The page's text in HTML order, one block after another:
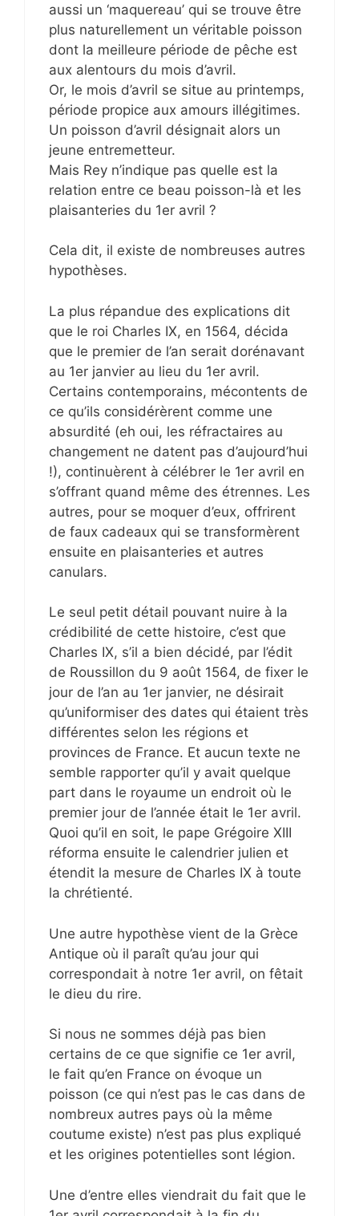
aussi un ‘maquereau’ qui se trouve être
plus naturellement un véritable poisson
dont la meilleure période de pêche est
aux alentours du mois d’avril.
Or, le mois d’avril se situe au printemps,
période propice aux amours illégitimes.
Un poisson d’avril désignait alors un
jeune entremetteur.
Mais Rey n’indique pas quelle est la
relation entre ce beau poisson-là et les
plaisanteries du 1er avril ?
Cela dit, il existe de nombreuses autres
hypothèses.
La plus répandue des explications dit
que le roi Charles IX, en 1564, décida
que le premier de l’an serait dorénavant
au 1er janvier au lieu du 1er avril.
Certains contemporains, mécontents de
ce qu’ils considérèrent comme une
absurdité (eh oui, les réfractaires au
changement ne datent pas d’aujourd’hui
!), continuèrent à célébrer le 1er avril en
s’offrant quand même des étrennes. Les
autres, pour se moquer d’eux, offrirent
de faux cadeaux qui se transformèrent
ensuite en plaisanteries et autres
canulars.
Le seul petit détail pouvant nuire à la
crédibilité de cette histoire, c’est que
Charles IX, s’il a bien décidé, par l’édit
de Roussillon du 9 août 1564, de fixer le
jour de l’an au 1er janvier, ne désirait
qu’uniformiser des dates qui étaient très
différentes selon les régions et
provinces de France. Et aucun texte ne
semble rapporter qu’il y avait quelque
part dans le royaume un endroit où le
premier jour de l’année était le 1er avril.
Quoi qu’il en soit, le pape Grégoire XIII
réforma ensuite le calendrier julien et
étendit la mesure de Charles IX à toute
la chrétienté.
Une autre hypothèse vient de la Grèce
Antique où il paraît qu’au jour qui
correspondait à notre 1er avril, on fêtait
le dieu du rire.
Si nous ne sommes déjà pas bien
certains de ce que signifie ce 1er avril,
le fait qu’en France on évoque un
poisson (ce qui n’est pas le cas dans de
nombreux autres pays où la même
coutume existe) n’est pas plus expliqué
et les origines potentielles sont légion.
Une d’entre elles viendrait du fait que le